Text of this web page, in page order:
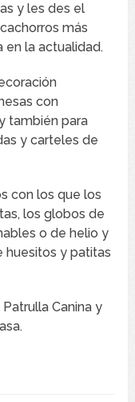
y les des el
más
en la actualidad.
con
también para
y carteles de
con los que los
los globos de
o de helio y
huesitos y patitas
Canina y